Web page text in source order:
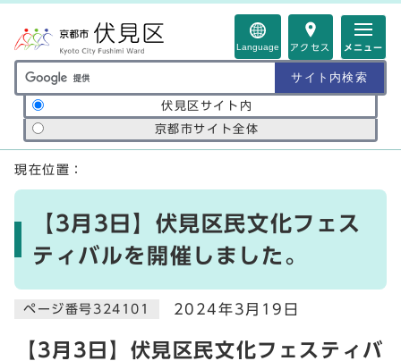
Language アクセス メニュー
サイト内検索の範囲
伏見区サイト内
京都市サイト全体
ここから本文です
現在位置：
【3月3日】伏見区民文化フェス
ティバルを開催しました。
ページ番号324101 2024年3月19日
【3月3日】伏見区民文化フェスティバ